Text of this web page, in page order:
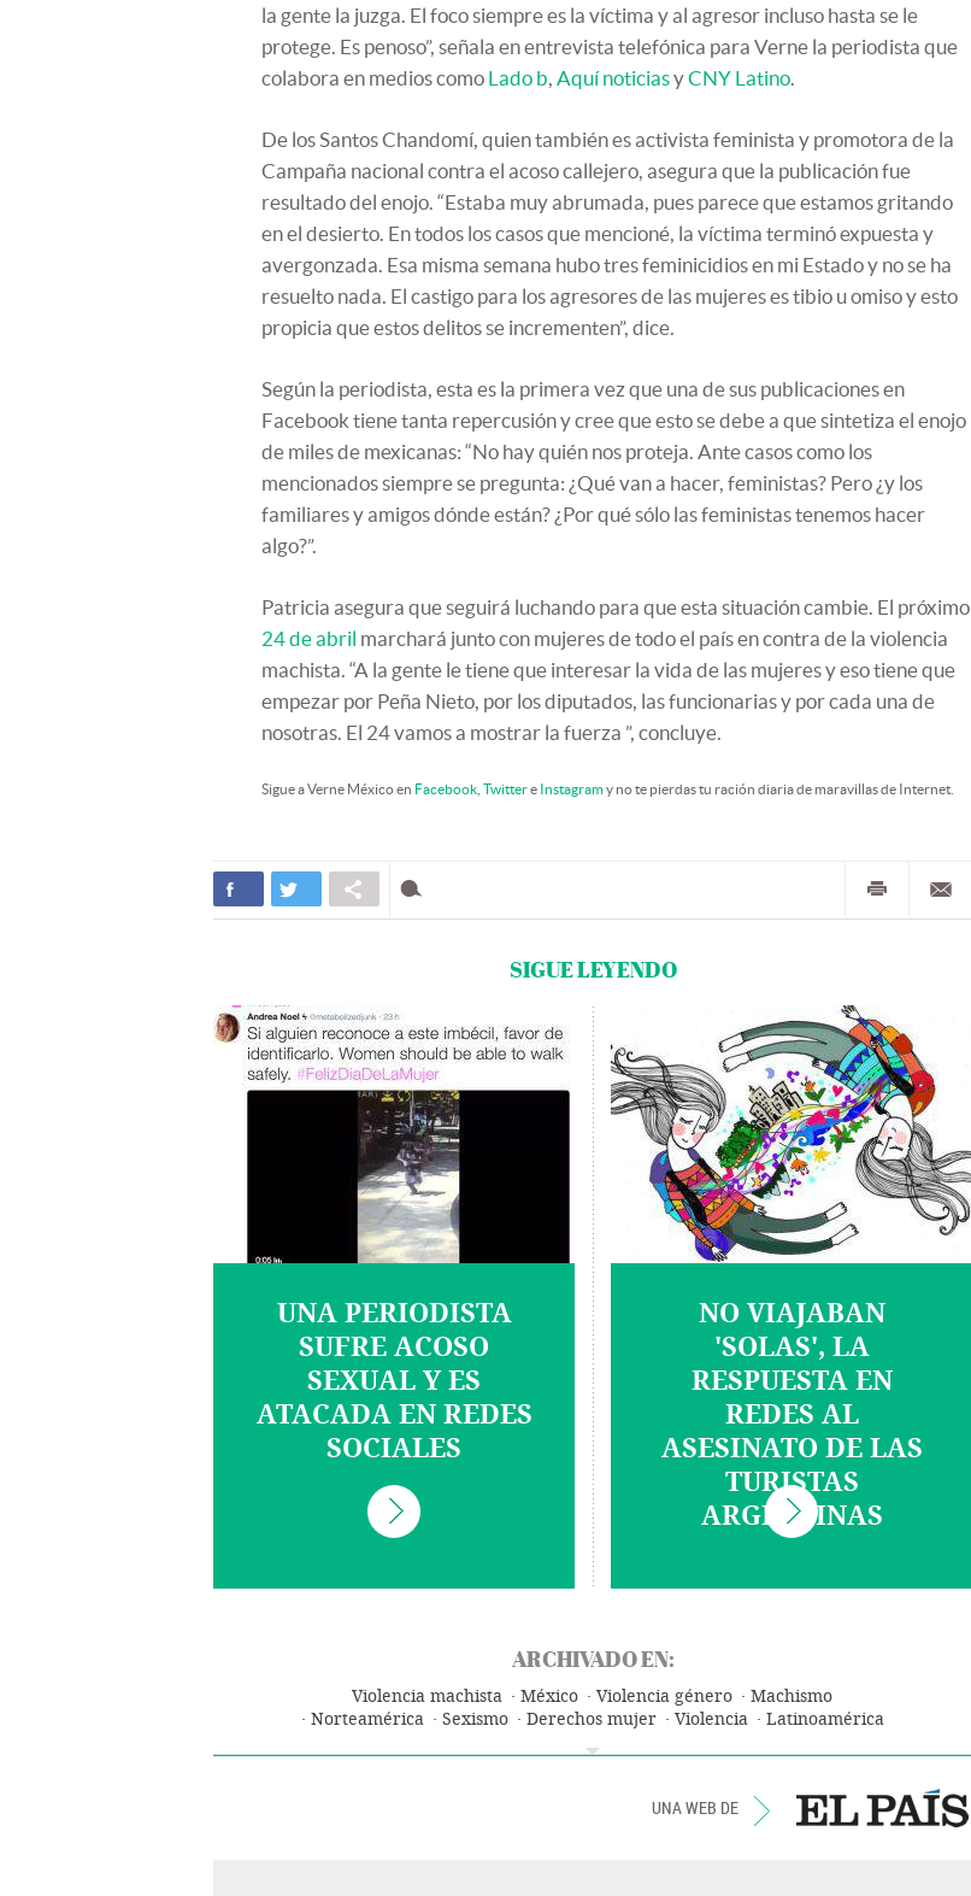
la gente la juzga. El foco siempre es la víctima y al agresor incluso hasta se le
protege. Es penoso”, señala en entrevista telefónica para Verne la periodista que
colabora en medios como Lado b, Aquí noticiasyCNY Latino.
De los Santos Chandomí, quien también es activista feminista y promotora de la
Campaña nacional contra el acoso callejero, asegura que la publicación fue
resultado del enojo. “Estaba muy abrumada, pues parece que estamos gritando
en el desierto. En todos los casos que mencioné, la víctima terminó expuesta y
avergonzada. Esa misma semana hubo tres feminicidios en mi Estado y no se ha
resuelto nada. El castigo para los agresores de las mujeres es tibio u omiso y esto
propicia que estos delitos se incrementen”, dice.
Según la periodista, esta es la primera vez que una de sus publicaciones en
Facebook tiene tanta repercusión y cree que esto se debe a que sintetiza el enojo
de miles de mexicanas: “No hay quién nos proteja. Ante casos como los
mencionados siempre se pregunta: ¿Qué van a hacer, feministas? Pero ¿y los
familiares y amigos dónde están? ¿Por qué sólo las feministas tenemos hacer
algo?”.
Patricia asegura que seguirá luchando para que esta situación cambie. El próximo
24 de abril marchará junto con mujeres de todo el país en contra de la violencia
machista. “A la gente le tiene que interesar la vida de las mujeres y eso tiene que
empezar por Peña Nieto, por los diputados, las funcionarias y por cada una de
nosotras. El 24 vamos a mostrar la fuerza ”, concluye.
Sigue a Verne México en Facebook Twittere Instagramy no te pierdas tu ración diaria de maravillas de Internet.
SIGUE LEYENDO
UNA PERIODISTA
SUFRE ACOSO
SEXUAL Y ES
ATACADA EN REDES
SOCIALES
NO VIAJABAN
'SOLAS', LA
RESPUESTA EN
REDES AL
ASESINATO DE LAS
TURISTAS
ARGENTINAS
ARCHIVADO EN:
Violencia machista México Violencia género
Machismo
Norteamérica
Sexismo Derechos mujer Violencia
Latinoamérica
UNA WEB DE